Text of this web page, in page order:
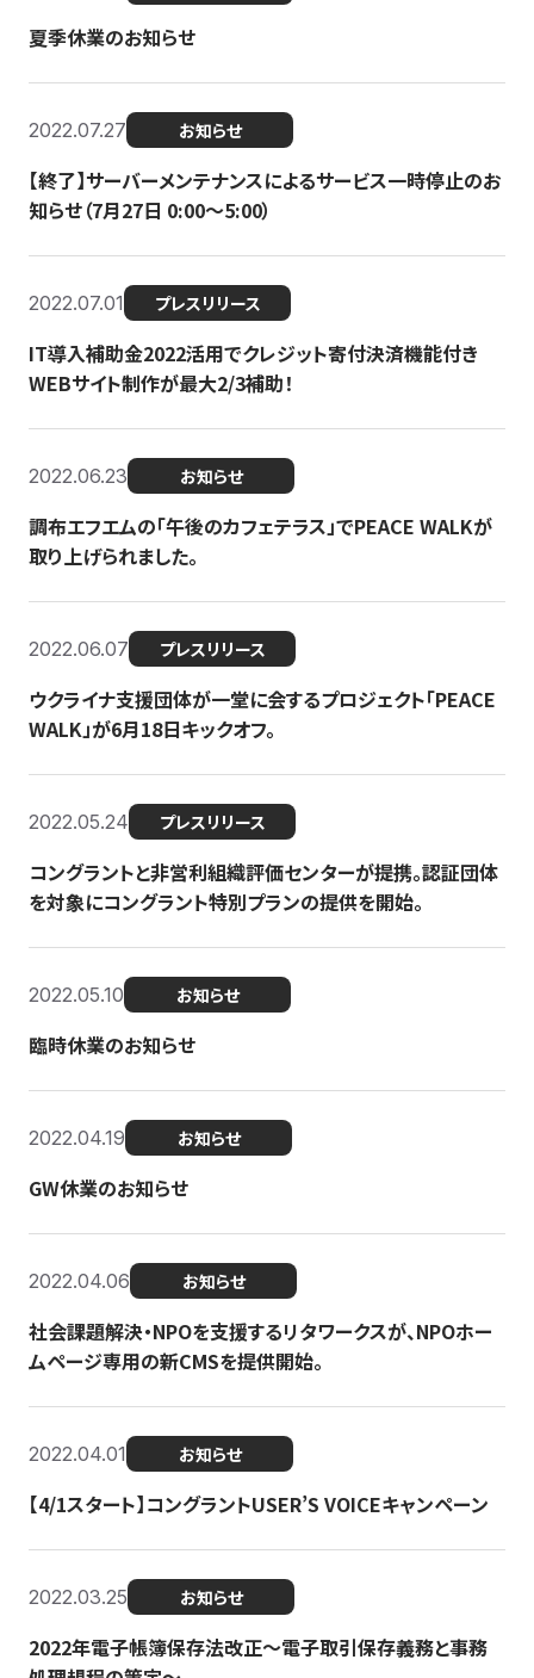
夏季休業のお知らせ
2022.07.27 お知らせ
【終了】サーバーメンテナンスによるサービス一時停止のお
知らせ（7月27日 0:00〜5:00）
2022.07.01 プレスリリース
IT導入補助金2022活用でクレジット寄付決済機能付き
WEBサイト制作が最大2/3補助！
2022.06.23 お知らせ
調布エフエムの「午後のカフェテラス」でPEACE WALKが
取り上げられました。
2022.06.07 プレスリリース
ウクライナ支援団体が一堂に会するプロジェクト「PEACE
WALK」が6月18日キックオフ。
2022.05.24 プレスリリース
コングラントと非営利組織評価センターが提携。認証団体
を対象にコングラント特別プランの提供を開始。
2022.05.10 お知らせ
臨時休業のお知らせ
2022.04.19 お知らせ
GW休業のお知らせ
2022.04.06 お知らせ
社会課題解決・NPOを支援するリタワークスが、NPOホー
ムページ専用の新CMSを提供開始。
2022.04.01 お知らせ
【4/1スタート】コングラントUSER’S VOICEキャンペーン
2022.03.25 お知らせ
2022年電子帳簿保存法改正～電子取引保存義務と事務